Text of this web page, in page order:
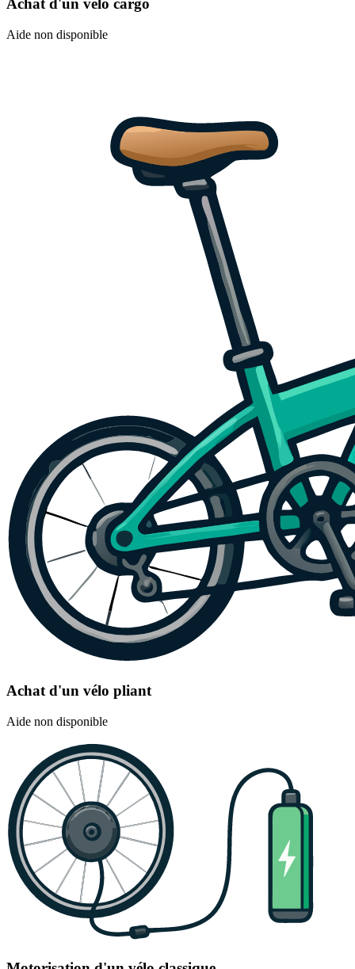
Achat d'un vélo cargo
Aide non disponible
Achat d'un vélo pliant
Aide non disponible